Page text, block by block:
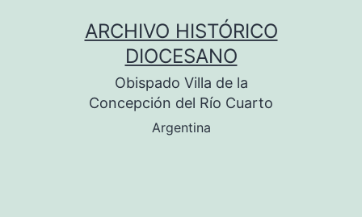
ARCHIVO HISTÓRICO
DIOCESANO
Obispado Villa de la
Concepción del Río Cuarto
Argentina